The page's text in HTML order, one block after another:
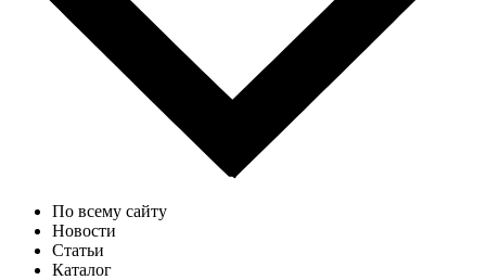
По всему сайту
Новости
Статьи
Каталог